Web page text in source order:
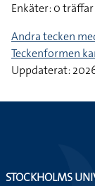
Enkäter: 0 träffar
Andra tecken
Teckenformen
Uppdaterat:
STOCKHOLMS